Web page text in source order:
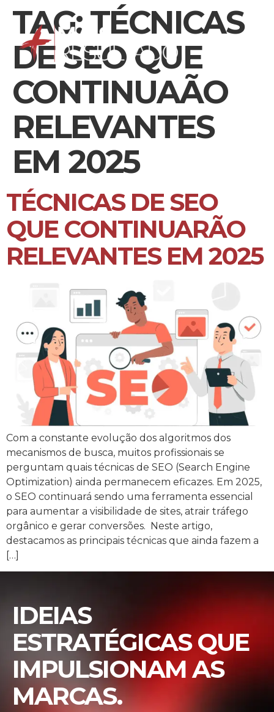
TAG: TÉCNICAS
DE SEO QUE
CONTINUAÃO
RELEVANTES
EM 2025
TÉCNICAS DE SEO
QUE CONTINUARÃO
RELEVANTES EM 2025
Com a constante evolução dos algoritmos dos
mecanismos de busca, muitos profissionais se
perguntam quais técnicas de SEO (Search Engine
Optimization) ainda permanecem eficazes. Em 2025,
o SEO continuará sendo uma ferramenta essencial
para aumentar a visibilidade de sites, atrair tráfego
orgânico e gerar conversões. Neste artigo,
destacamos as principais técnicas que ainda fazem a
[…]
IDEIAS
ESTRATÉGICAS QUE
IMPULSIONAM AS
MARCAS.